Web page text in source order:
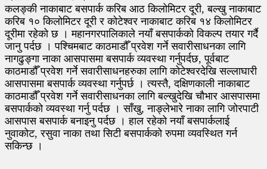
कलङ्की नाकाबाट बसपार्क करिब आठ किलोमिटर दूरी, बल्खु नाकाबाट
करिब १० किलोमिटर दूरी र कोटेश्वर नाकाबाट करिब १४ किलोमिटर
दूरीमा रहेको छ । महानगरपालिकाले नयाँ बसपार्कको विकल्प तयार गर्दै
जानु पर्दछ । पश्चिमबाट काठमाडौँ प्रवेश गर्ने सवारीसाधनका लागि
नागढुङ्गा नाका आसपासमा बसपार्क व्यवस्था गर्नुपर्दछ, पूर्वबाट
काठमाडौँ प्रवेश गर्ने सवारीसाधनहरुका लागि कोटेश्वरदेखि सल्लाघारी
आसपासमा बसपार्क व्यवस्था गर्नुपर्छ । त्यस्तै, दक्षिणकाली नाकाबाट
काठमाडौँ प्रवेश गर्ने सवारीसाधनका लागि बल्खुदेखि चौभार आसपासमा
बसपार्कको व्यवस्था गर्नु पर्दछ । साँखु, नाङ्लेभारे नाका लागि जोरपाटी
आसपास बसपार्क बनाइनु पर्दछ । हाल रहेको नयाँ बसपार्कलाई
नुवाकोट, रसुवा नाका तथा सिटी बसपार्कको रुपमा व्यवस्थित गर्न
सकिन्छ ।